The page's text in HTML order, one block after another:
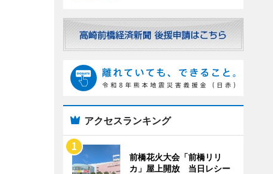
アクセスランキング
前橋花火大会「前橋リリ
カ」屋上開放 当日レシー